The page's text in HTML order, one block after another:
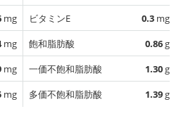
mg
mg
mg
mg
ビタミンE
0.3 mg
飽和脂肪酸
0.86g
一価不飽和脂肪酸
1.30g
多価不飽和脂肪酸
1.39g